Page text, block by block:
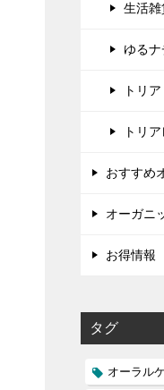
生活
ゆる
トリ
トリ
おすすめ
オーガニ
お得情報
タグ
オーラル